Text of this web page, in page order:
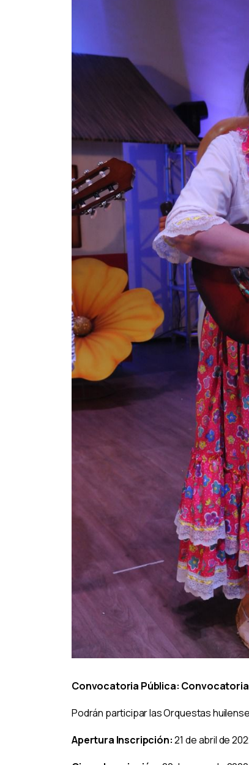
Convocatoria Pública:
Podrán participar las Orquestas
Apertura Inscripción:21 de abril de